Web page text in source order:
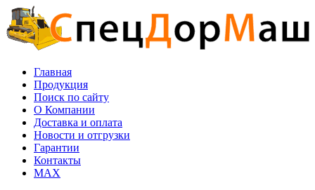
Перейти
к
основному
содержанию
Основная
навигация
Главная
Продукция
Поиск по сайту
O Компании
Доставка и оплата
Новости и отгрузки
Гарантии
Контакты
MAX